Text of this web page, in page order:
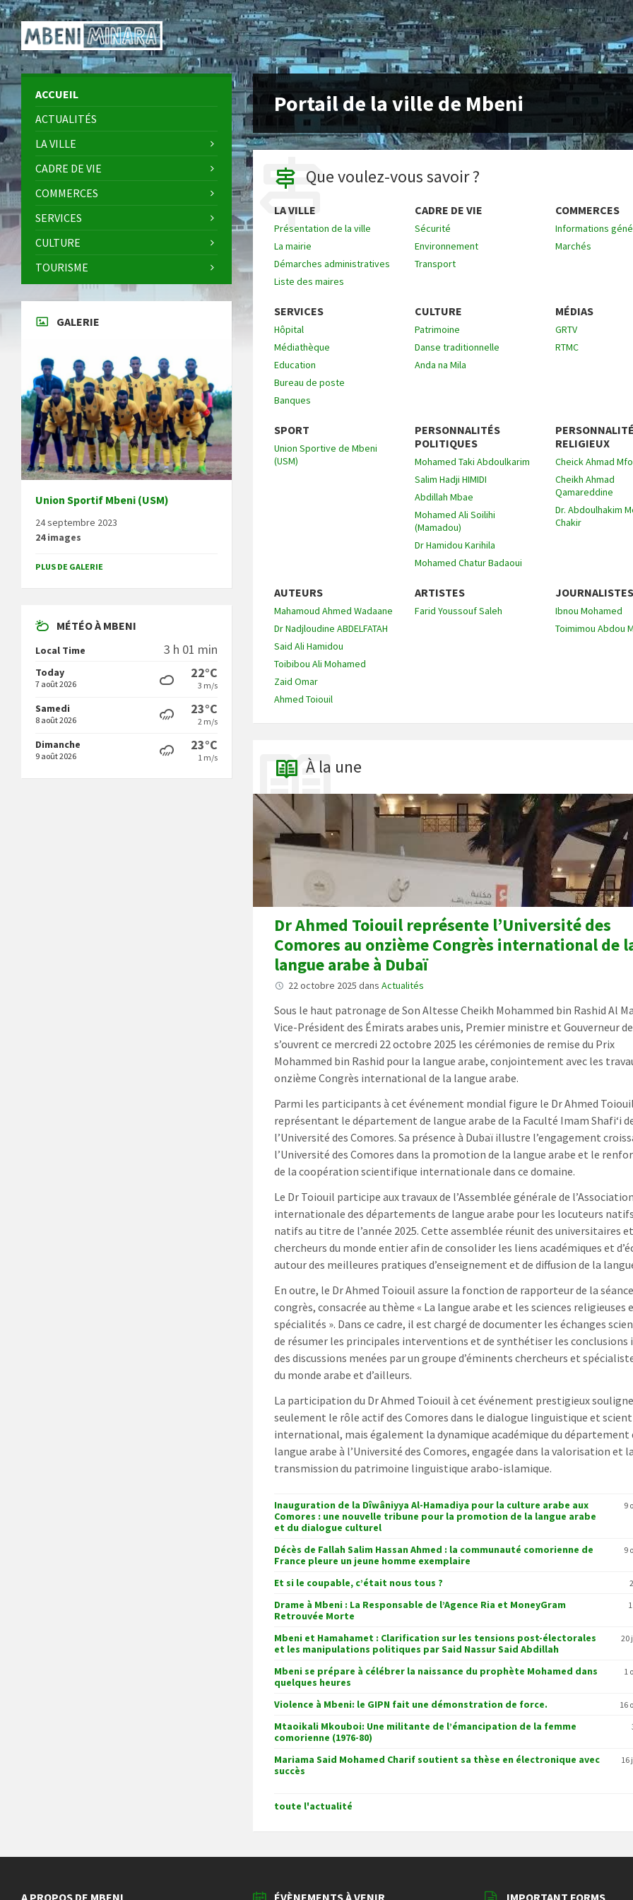
Skip
to
content
Skip
to
left
sidebar
Skip
to
right
sidebar
Skip
to
footer
Portail de la ville de Mbeni
Que voulez-vous savoir ?
LA VILLE
Présentation de la ville
La mairie
Démarches administratives
Liste des maires
CADRE DE VIE
Sécurité
Environnement
Transport
COMMERCES
Informations
Marchés
SERVICES
Hôpital
Médiathèque
Education
Bureau de poste
Banques
CULTURE
Patrimoine
Danse traditionnelle
Anda na Mila
MÉDIAS
GRTV
RTMC
SPORT
Union Sportive de Mbeni
(USM)
PERSONNALITÉS
POLITIQUES
Mohamed Taki Abdoulkarim
Salim Hadji HIMIDI
Abdillah Mbae
Mohamed Ali Soilihi
(Mamadou)
Dr Hamidou Karihila
Mohamed Chatur Badaoui
RELIGIEUX
Cheick Ahmad
Cheikh Ahmad
Qamareddine
Dr. Abdoulhakim
Chakir
AUTEURS
Mahamoud Ahmed Wadaane
Dr Nadjloudine ABDELFATAH
Said Ali Hamidou
Toibibou Ali Mohamed
Zaid Omar
Ahmed Toiouil
ARTISTES
Farid Youssouf Saleh
Ibnou Mohamed
Toimimou Abdou
À la une
Dr Ahmed Toiouil représente l’Université des
Comores au onzième Congrès international de
langue arabe à Dubaï
22 octobre 2025dansActualités
Sous le haut patronage de Son Altesse Cheikh Mohammed bin Rashid Al
Vice-Président des Émirats arabes unis, Premier ministre et Gouverneur
s’ouvrent ce mercredi 22 octobre 2025 les cérémonies de remise du Prix
Mohammed bin Rashid pour la langue arabe, conjointement avec les
onzième Congrès international de la langue arabe.
Parmi les participants à cet événement mondial figure le Dr Ahmed
représentant le département de langue arabe de la Faculté Imam Shafi‘i
l’Université des Comores. Sa présence à Dubaï illustre l’engagement
l’Université des Comores dans la promotion de la langue arabe et le
de la coopération scientifique internationale dans ce domaine.
Le Dr Toiouil participe aux travaux de l’Assemblée générale de
internationale des départements de langue arabe pour les locuteurs
natifs au titre de l’année 2025. Cette assemblée réunit des universitaires
chercheurs du monde entier afin de consolider les liens académiques et
autour des meilleures pratiques d’enseignement et de diffusion de la
En outre, le Dr Ahmed Toiouil assure la fonction de rapporteur de la
congrès, consacrée au thème « La langue arabe et les sciences religieuses
spécialités ». Dans ce cadre, il est chargé de documenter les échanges
de résumer les principales interventions et de synthétiser les conclusions
des discussions menées par un groupe d’éminents chercheurs et
du monde arabe et d’ailleurs.
La participation du Dr Ahmed Toiouil à cet événement prestigieux
seulement le rôle actif des Comores dans le dialogue linguistique et
international, mais également la dynamique académique du département
langue arabe à l’Université des Comores, engagée dans la valorisation et
transmission du patrimoine linguistique arabo-islamique.
Inauguration de la Dîwâniyya Al-Hamadiya pour la culture arabe aux
Comores : une nouvelle tribune pour la promotion de la langue arabe
et du dialogue culturel
9
Décès de Fallah Salim Hassan Ahmed : la communauté comorienne de
France pleure un jeune homme exemplaire
9
Et si le coupable, c’était nous tous ?
Drame à Mbeni : La Responsable de l’Agence Ria et MoneyGram
Retrouvée Morte
Mbeni et Hamahamet : Clarification sur les tensions post-électorales
et les manipulations politiques par Said Nassur Said Abdillah
20
Mbeni se prépare à célébrer la naissance du prophète Mohamed dans
quelques heures
1
Violence à Mbeni: le GIPN fait une démonstration de force. 16
Mtaoikali Mkouboi: Une militante de l’émancipation de la femme
comorienne (1976-80)
Mariama Said Mohamed Charif soutient sa thèse en électronique avec
succès
16
toute l'actualité
ACCUEIL
ACTUALITÉS
LA VILLE
CADRE DE VIE
COMMERCES
SERVICES
CULTURE
TOURISME
GALERIE
Union Sportif Mbeni (USM)
24 septembre 2023
24 images
PLUS DE GALERIE
MÉTÉO À MBENI
Local Time 3 h 01 min
Today
7 août 2026
22°C
3 m/s
Samedi
8 août 2026
23°C
2 m/s
Dimanche
9 août 2026
23°C
1 m/s